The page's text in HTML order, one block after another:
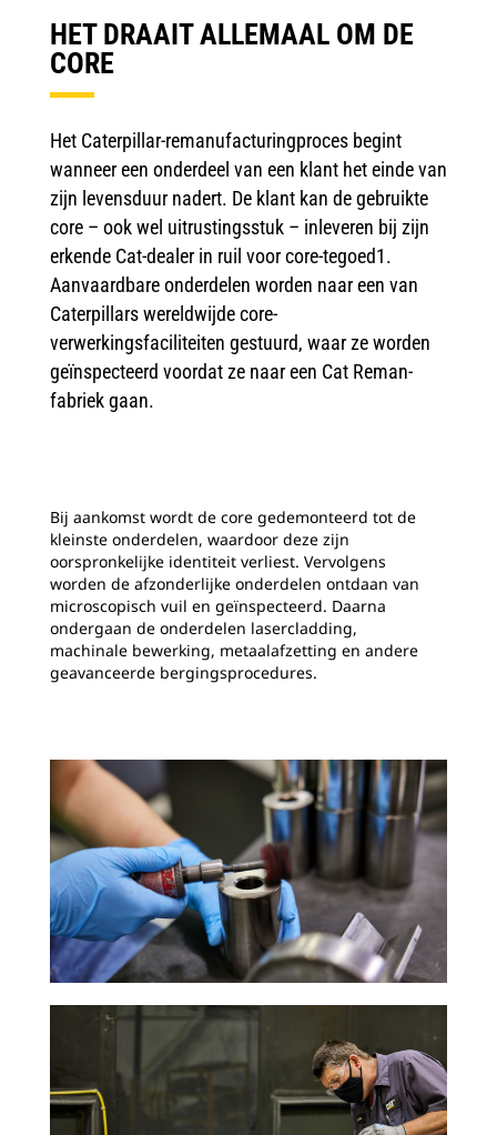
HET DRAAIT ALLEMAAL OM DE
CORE
Het Caterpillar-remanufacturingproces begint
wanneer een onderdeel van een klant het einde van
zijn levensduur nadert. De klant kan de gebruikte
core – ook wel uitrustingsstuk – inleveren bij zijn
erkende Cat-dealer in ruil voor core-tegoed1.
Aanvaardbare onderdelen worden naar een van
Caterpillars wereldwijde core-
verwerkingsfaciliteiten gestuurd, waar ze worden
geïnspecteerd voordat ze naar een Cat Reman-
fabriek gaan.
Bij aankomst wordt de core gedemonteerd tot de
kleinste onderdelen, waardoor deze zijn
oorspronkelijke identiteit verliest. Vervolgens
worden de afzonderlijke onderdelen ontdaan van
microscopisch vuil en geïnspecteerd. Daarna
ondergaan de onderdelen lasercladding,
machinale bewerking, metaalafzetting en andere
geavanceerde bergingsprocedures.